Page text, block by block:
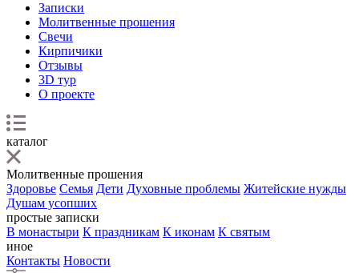
Записки
Молитвенные прошения
Свечи
Кирпичики
Отзывы
3D тур
О проекте
каталог
Молитвенные прошения
Здоровье Семья Дети Духовные проблемы Житейские нужды
Душам усопших
простые записки
В монастыри К праздникам К иконам К святым
иное
Контакты Новости